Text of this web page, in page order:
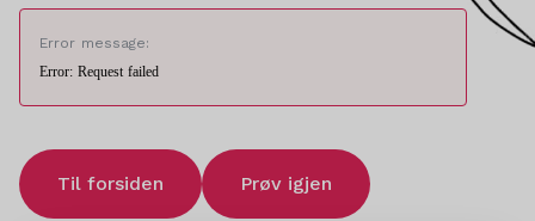
Error message:
Error: Request failed
Til forsiden Prøv igjen